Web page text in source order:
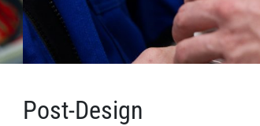
Post-Design